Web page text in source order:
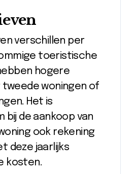
verschillen per
toeristische
hogere
woningen of
Het is
bij de aankoop van
ook rekening
deze jaarlijks
kosten.